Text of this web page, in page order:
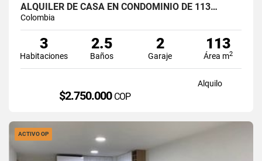
ALQUILER DE CASA EN CONDOMINIO DE 113…
Colombia
3
Habitaciones
2.5
Baños
2
Garaje
113
Área m2
Alquilo
$2.750.000 COP
ACTIVO OP